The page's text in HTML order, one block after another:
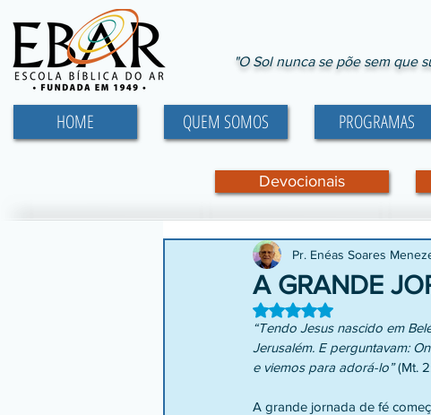
"O Sol nunca se põe sem que
HOME QUEM SOMOS PROGRAMAS
Devocionais
A GRANDE
Pr. Enéas Soares
Avaliado com NaN de 5
“Tendo Jesus nascido em
Jerusalém. E perguntavam:
e viemos para adorá-lo” (Mt.
A grande jornada de fé